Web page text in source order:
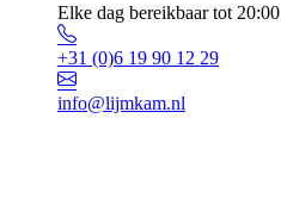
Elke dag bereikbaar tot 20:00
+31 (0)6 19 90 12 29
info@lijmkam.nl